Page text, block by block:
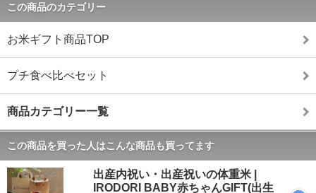
この商品のカテゴリー
お米ギフト商品TOP
プチ食べ比べセット
商品カテゴリー一覧
この商品を買った人はこんな商品も買ってます
出産内祝い・出産祝いの体重米 |
IRODORI BABY赤ちゃんGIFT(出生